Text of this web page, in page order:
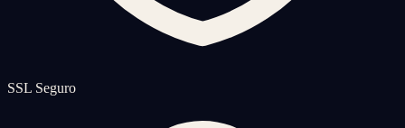
SSL Seguro